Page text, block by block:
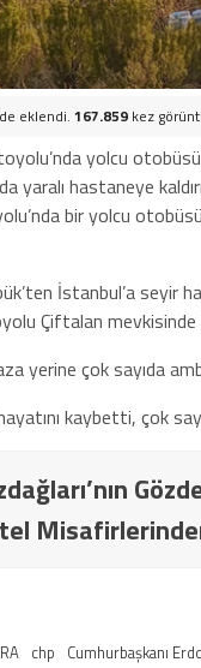
eklendi. 167.859 kez
yolcu
yaralı hastaneye
bir yolcu
İstanbul’a seyir
Çiftalan mevkisinde
yerine çok sayıda
kaybetti, çok
chp Cumhurbaşkanı